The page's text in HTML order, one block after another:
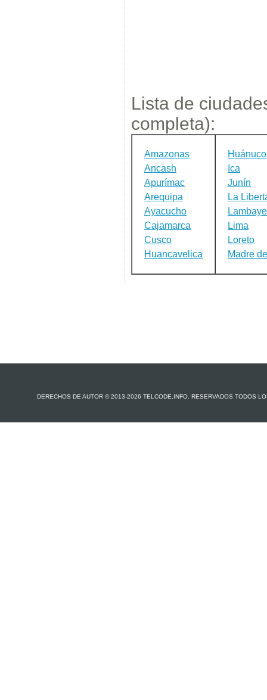
Lista de
completa):
Amazonas
Ancash
Apurímac
Arequipa
Ayacucho
Cajamarca
Cusco
Huancavelica
Huánuco
Ica
Junín
La
Lima
Loreto
Madre
DERECHOS DE AUTOR © 2013-2026 TELCODE.INFO. RESERVADOS TODOS